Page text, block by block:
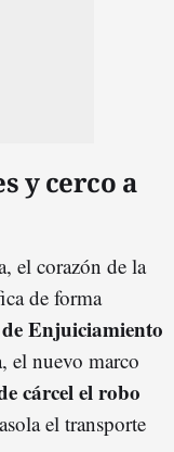
y cerco a
el corazón de la
de forma
Enjuiciamiento
el nuevo marco
cárcel el robo
el transporte